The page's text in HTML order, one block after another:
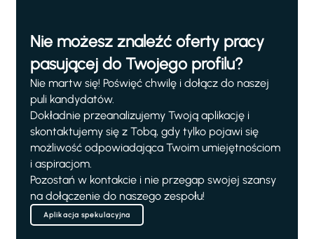
Nie możesz znaleźć oferty pracy
pasującej do Twojego profilu?
Nie martw się! Poświęć chwilę i dołącz do naszej
puli kandydatów.
Dokładnie przeanalizujemy Twoją aplikację i
skontaktujemy się z Tobą, gdy tylko pojawi się
możliwość odpowiadająca Twoim umiejętnościom
i aspiracjom.
Pozostań w kontakcie i nie przegap swojej szansy
na dołączenie do naszego zespołu!
Aplikacja spekulacyjna